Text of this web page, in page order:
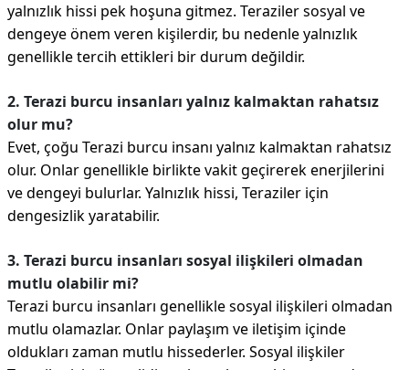
yalnızlık hissi pek hoşuna gitmez. Teraziler sosyal ve
dengeye önem veren kişilerdir, bu nedenle yalnızlık
genellikle tercih ettikleri bir durum değildir.
2. Terazi burcu insanları yalnız kalmaktan rahatsız
olur mu?
Evet, çoğu Terazi burcu insanı yalnız kalmaktan rahatsız
olur. Onlar genellikle birlikte vakit geçirerek enerjilerini
ve dengeyi bulurlar. Yalnızlık hissi, Teraziler için
dengesizlik yaratabilir.
3. Terazi burcu insanları sosyal ilişkileri olmadan
mutlu olabilir mi?
Terazi burcu insanları genellikle sosyal ilişkileri olmadan
mutlu olamazlar. Onlar paylaşım ve iletişim içinde
oldukları zaman mutlu hissederler. Sosyal ilişkiler